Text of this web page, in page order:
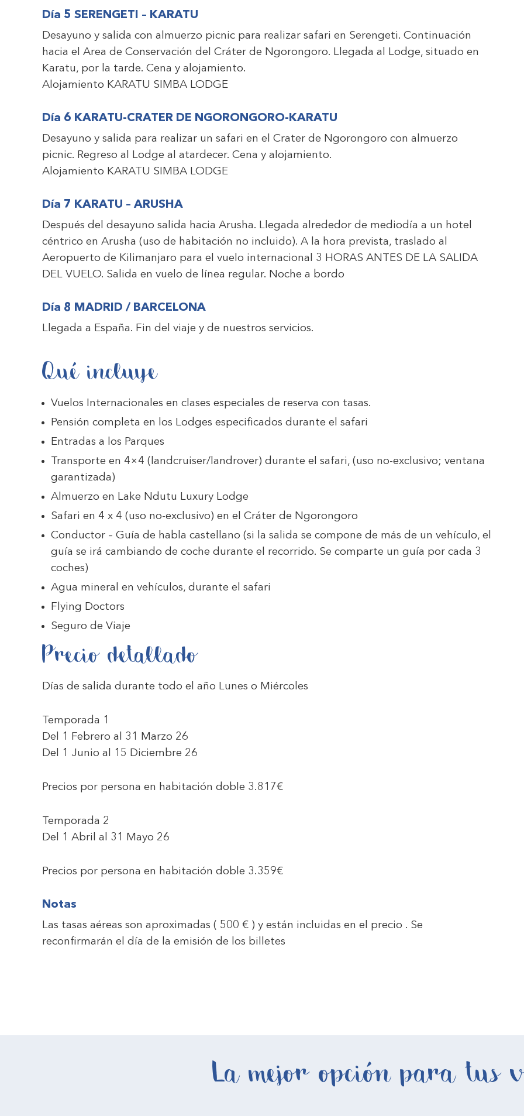
Día 5 SERENGETI – KARATU
Desayuno y salida con almuerzo picnic para realizar safari en Serengeti. Continuación
hacia el Area de Conservación del Cráter de Ngorongoro. Llegada al Lodge, situado en
Karatu, por la tarde. Cena y alojamiento.
Alojamiento KARATU SIMBA LODGE
Día 6 KARATU-CRATER DE NGORONGORO-KARATU
Desayuno y salida para realizar un safari en el Crater de Ngorongoro con almuerzo
picnic. Regreso al Lodge al atardecer. Cena y alojamiento.
Alojamiento KARATU SIMBA LODGE
Día 7 KARATU – ARUSHA
Después del desayuno salida hacia Arusha. Llegada alrededor de mediodía a un hotel
céntrico en Arusha (uso de habitación no incluido). A la hora prevista, traslado al
Aeropuerto de Kilimanjaro para el vuelo internacional 3 HORAS ANTES DE LA SALIDA
DEL VUELO. Salida en vuelo de línea regular. Noche a bordo
Día 8 MADRID / BARCELONA
Llegada a España. Fin del viaje y de nuestros servicios.
Qué incluye
Vuelos Internacionales en clases especiales de reserva con tasas.
Pensión completa en los Lodges especificados durante el safari
Entradas a los Parques
Transporte en 4×4 (landcruiser/landrover) durante el safari, (uso no-exclusivo; ventana
garantizada)
Almuerzo en Lake Ndutu Luxury Lodge
Safari en 4 x 4 (uso no-exclusivo) en el Cráter de Ngorongoro
Conductor – Guía de habla castellano (si la salida se compone de más de un vehículo, el
guía se irá cambiando de coche durante el recorrido. Se comparte un guía por cada 3
coches)
Agua mineral en vehículos, durante el safari
Flying Doctors
Seguro de Viaje
Precio detallado
Días de salida durante todo el año Lunes o Miércoles
Temporada 1
Del 1 Febrero al 31 Marzo 26
Del 1 Junio al 15 Diciembre 26
Precios por persona en habitación doble 3.817€
Temporada 2
Del 1 Abril al 31 Mayo 26
Precios por persona en habitación doble 3.359€
Notas
Las tasas aéreas son aproximadas ( 500 € ) y están incluidas en el precio . Se
reconfirmarán el día de la emisión de los billetes
La mejor opción para tus